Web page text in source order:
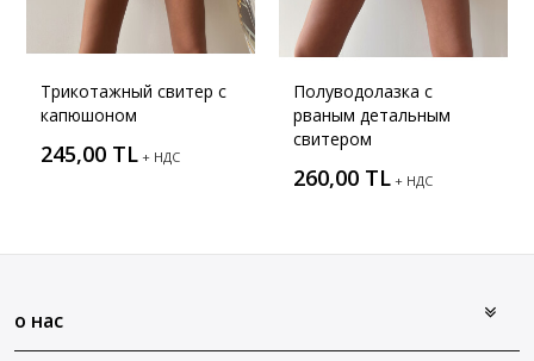
Трикотажный свитер с
капюшоном
245,00 TL + НДС
Полуводолазка с
рваным детальным
свитером
260,00 TL + НДС
о нас